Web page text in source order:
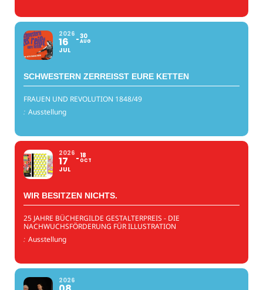
2026
16
JUL
30
AUG
SCHWESTERN ZERREISST EURE KETTEN
FRAUEN UND REVOLUTION 1848/49
: Ausstellung
2026
17
JUL
18
OCT
WIR BESITZEN NICHTS.
25 JAHRE BÜCHERGILDE GESTALTERPREIS - DIE
NACHWUCHSFÖRDERUNG FÜR ILLUSTRATION
: Ausstellung
2026